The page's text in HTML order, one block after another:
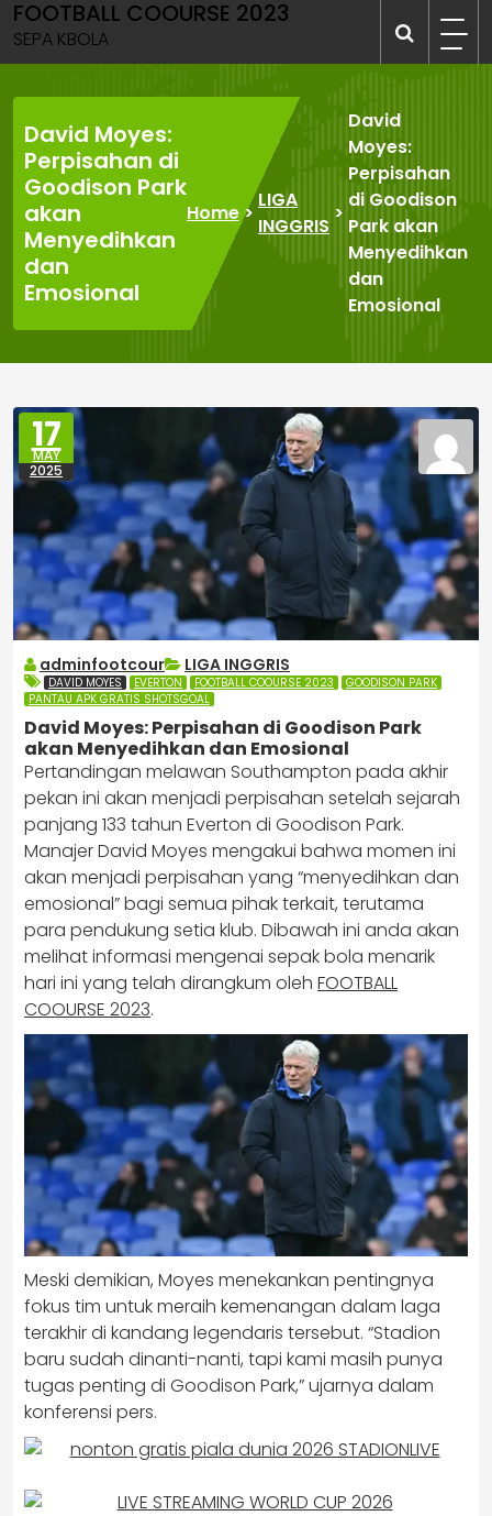
Skip
to
content
FOOTBALL COOURSE 2023
SEPA KBOLA
David Moyes:
Perpisahan di
Goodison Park
akan
Menyedihkan
dan
Emosional
Home>
LIGA
INGGRIS
>
David
Moyes:
Perpisahan
di Goodison
Park akan
Menyedihkan
dan
Emosional
17
MAY
2025
adminfootcour LIGA INGGRIS
DAVID MOYES EVERTON FOOTBALL COOURSE 2023
GOODISON PARK
PANTAU APK GRATIS SHOTSGOAL
David Moyes: Perpisahan di Goodison Park
akan Menyedihkan dan Emosional
Pertandingan melawan Southampton pada akhir
pekan ini akan menjadi perpisahan setelah sejarah
panjang 133 tahun Everton di Goodison Park.
Manajer David Moyes mengakui bahwa momen ini
akan menjadi perpisahan yang “menyedihkan dan
emosional” bagi semua pihak terkait, terutama
para pendukung setia klub. Dibawah ini anda akan
melihat informasi mengenai sepak bola menarik
hari ini yang telah dirangkum oleh FOOTBALL
COOURSE 2023.
Meski demikian, Moyes menekankan pentingnya
fokus tim untuk meraih kemenangan dalam laga
terakhir di kandang legendaris tersebut. “Stadion
baru sudah dinanti-nanti, tapi kami masih punya
tugas penting di Goodison Park,” ujarnya dalam
konferensi pers.